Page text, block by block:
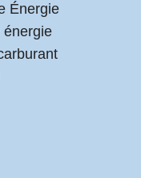
Énergie
énergie